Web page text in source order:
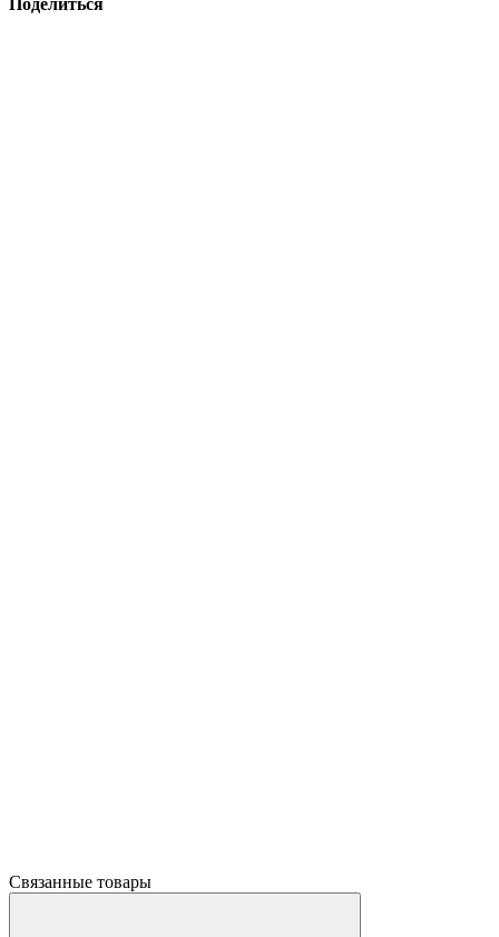
Связанные товары